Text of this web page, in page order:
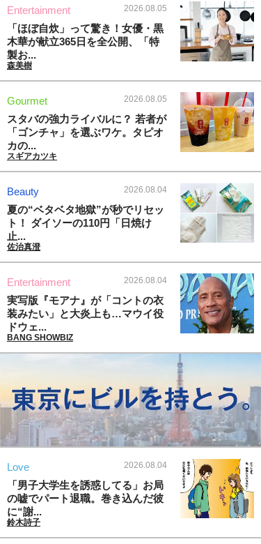
Entertainment 2026.08.05
「ほぼ自炊」って驚き！女優・黒
木華が献立365日を全公開、「特
製お...
森美樹
Gourmet 2026.08.05
スタバの強力ライバルに？ 若者が
「ゴンチャ」を選ぶワケ。タピオ
カの...
スギアカツキ
Beauty 2026.08.04
夏の“ベタベタ地獄”が秒でリセッ
ト！ ダイソーの110円「日焼け
止...
佐治真澄
Entertainment 2026.08.04
実写版『モアナ』が「コントの衣
装みたい」と大炎上も…マウイ役
ドウェ...
BANG SHOWBIZ
Love 2026.08.04
「男子大学生を誘惑してる」お局
の嘘でパート退職。巻き込んだ彼
に“謝...
鈴木詩子